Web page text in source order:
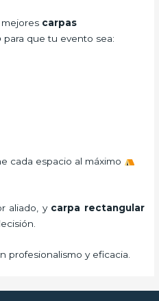
mejores carpas
para que tu evento sea:
cada espacio al máximo
aliado, y carpa rectangular
profesionalismo y eficacia.